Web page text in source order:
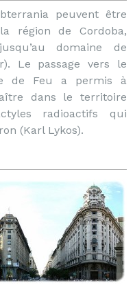
peuvent être
région de Cordoba,
domaine de
Le passage vers le
de Feu a permis à
dans le territoire
radioactifs qui
(Karl Lykos).